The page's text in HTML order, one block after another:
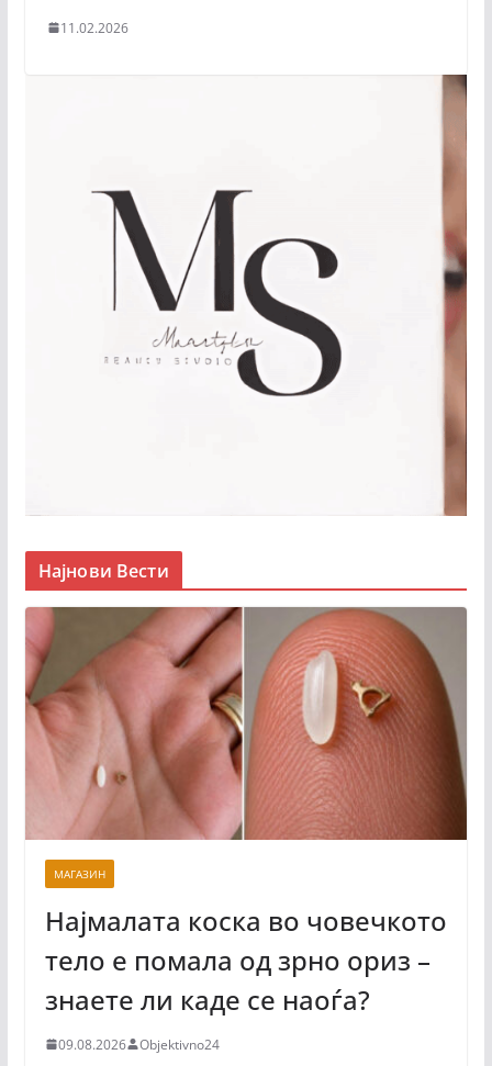
11.02.2026
Најнови Вести
МАГАЗИН
Најмалата коска во човечкото
тело е помала од зрно ориз –
знаете ли каде се наоѓа?
09.08.2026 Objektivno24